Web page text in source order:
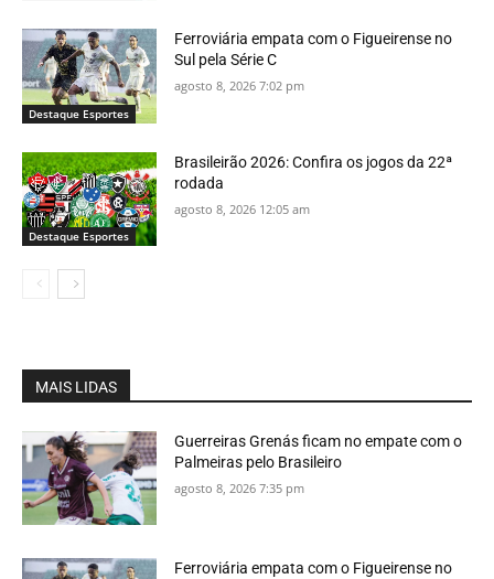
Destaque Esportes
Ferroviária empata com o Figueirense no
Sul pela Série C
agosto 8, 2026 7:02 pm
Destaque Esportes
Brasileirão 2026: Confira os jogos da 22ª
rodada
agosto 8, 2026 12:05 am
MAIS LIDAS
Guerreiras Grenás ficam no empate com o
Palmeiras pelo Brasileiro
agosto 8, 2026 7:35 pm
Ferroviária empata com o Figueirense no